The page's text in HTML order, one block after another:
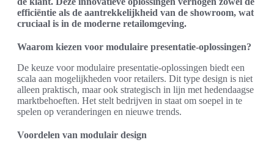
efficiëntie als de aantrekkelijkheid van de showroom, wat
cruciaal is in de moderne retailomgeving.
Waarom kiezen voor modulaire presentatie-oplossingen?
De keuze voor modulaire presentatie-oplossingen biedt een
scala aan mogelijkheden voor retailers. Dit type design is niet
alleen praktisch, maar ook strategisch in lijn met hedendaagse
marktbehoeften. Het stelt bedrijven in staat om soepel in te
spelen op veranderingen en nieuwe trends.
Voordelen van modulair design